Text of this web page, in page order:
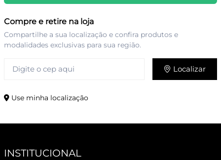
Compre e retire na loja
Compartilhe a sua localização e confira produtos e
modalidades exclusivas para sua região.
Localizar
Use minha localização
INSTITUCIONAL